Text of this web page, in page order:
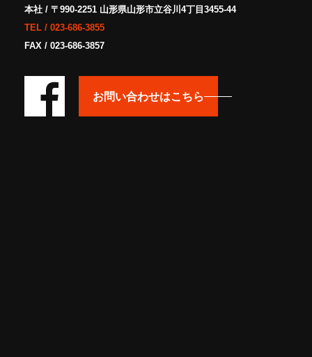
本社 / 〒990-2251 山形県山形市立谷川4丁目3455-44
TEL / 023-686-3855
FAX / 023-686-3857
お問い合わせはこちら